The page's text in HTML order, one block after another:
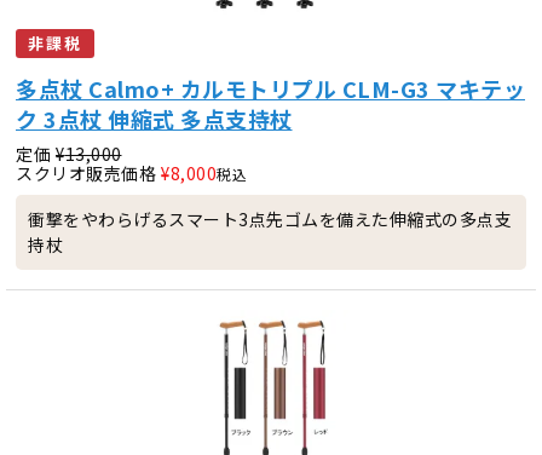
非課税
多点杖 Calmo+ カルモトリプル CLM-G3 マキテッ
ク 3点杖 伸縮式 多点支持杖
定価 ¥13,000
スクリオ販売価格 ¥8,000税込
衝撃をやわらげるスマート3点先ゴムを備えた伸縮式の多点支
持杖